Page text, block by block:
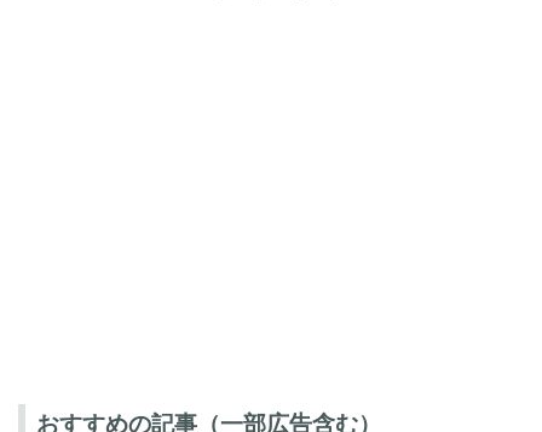
おすすめの記事（一部広告含む）